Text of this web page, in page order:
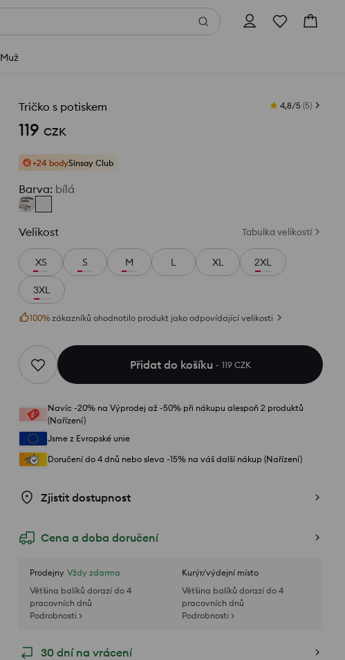
Muž
Tričko s potiskem 4,8/5 (5)
119 CZK
+24 bodySinsay Club
Barva: bílá
Velikost Tabulka velikostí
XS S M L XL 2XL
3XL
100%zákazníků ohodnotilo produkt jako odpovídající velikosti
Přidat do košíku 119 CZK
Navíc -20% na Výprodej až -50% při nákupu alespoň 2 produktů
(Nařízení)
Jsme z Evropské unie
Doručení do 4 dnů nebo sleva -15% na váš další nákup (Nařízení)
Zjistit dostupnost
Cena a doba doručení
Prodejny Vždy zdarma
Většina balíků dorazí do 4
pracovních dnů
Podrobnosti >
Kurýr/výdejní místo
Většina balíků dorazí do 4
pracovních dnů
Podrobnosti >
30 dní na vrácení